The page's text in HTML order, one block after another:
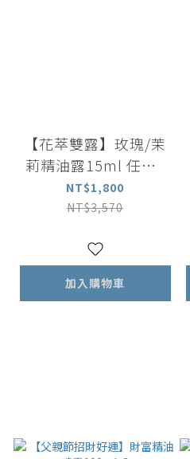
【花萃雙露】玫瑰/茉
莉精油露15ml 任選3
入
NT$1,800
NT$3,570
加入購物車